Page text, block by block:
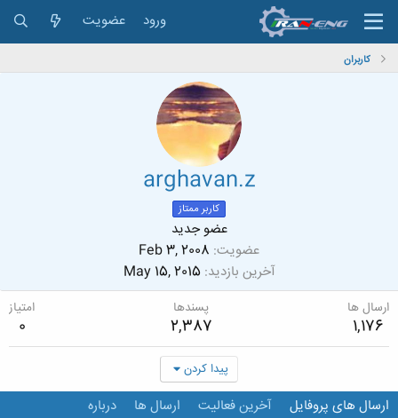
ورود عضویت
کاربران
arghavan.z
کاربر ممتاز
عضو جدید
عضویت Feb 3, 2008
آخرین بازدید May 15, 2015
ارسال ها
1,176
پسندها
2,387
امتیاز
0
پیدا کردن
ارسال های پروفایل آخرین فعالیت ارسال ها درباره